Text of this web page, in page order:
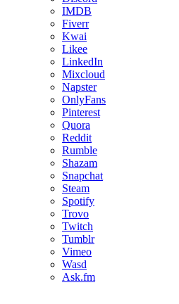
IMDB
Fiverr
Kwai
Likee
LinkedIn
Mixcloud
Napster
OnlyFans
Pinterest
Quora
Reddit
Rumble
Shazam
Snapchat
Steam
Spotify
Trovo
Twitch
Tumblr
Vimeo
Wasd
Ask.fm